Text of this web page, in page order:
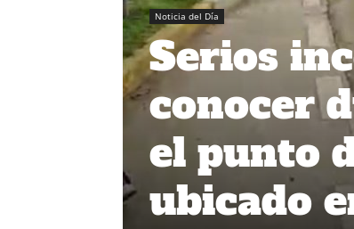
Noticia del Día
Serios
conocer
el punto
ubicado